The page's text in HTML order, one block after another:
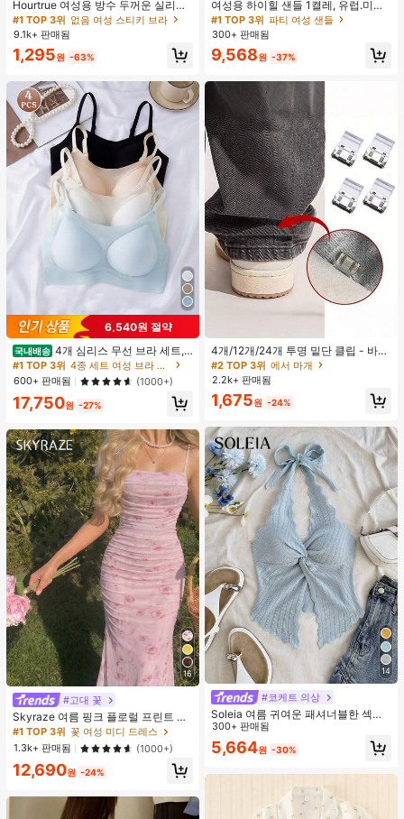
Hourtrue 여성용 방수 두꺼운 실리콘
가슴 페탈, 작은 가슴 리프트업 & 푸시
인용, 웨딩 촬영 및 들러리용
#1 TOP 3위 없음 여성 스티키 브라
9.1k+ 판매됨
1,295원 -63%
6,540원 절약
국내배송 4개 심리스 무선 브라 세트,
작은 가슴 보정, 초박형 통기성 아이스
실크 섹시 편안한 백리스 란제리 브라,
조절 가능
#1 TOP 3위
4종 세트 여성 브라 & 브랄렛
600+ 판매됨
(1000+)
17,750원 -27%
16
#고대 꽃
Skyraze 여름 핑크 플로럴 프린트 주
름 메쉬 캐미 롱 드레스, 여름 드레스,
봄 옷
#1 TOP 3위 꽃 여성 미디 드레스
1.3k+ 판매됨
(1000+)
12,690원 -24%
여성용 하이힐 샌들 1켤레, 유럽.미국
플러스 사이즈 어머니날 선물, 패셔너
블하고 편안한 PU 미끄럼 방지 솔리
드 컬러 청키 힐 주름 텍스처 라운드
토 오픈토 슬립온 하이힐, 힐 높이 5c
일리.파티.볼.휴가.홈.캠퍼스.모임.오
피스용, 2026 봄/여름 신상 (약간 크게
#1 TOP 3위 파티 여성 샌들
300+ 판매됨
9,568원 -37%
4개/12개/24개 투명 밑단 클립 - 바지
밑단 끌림 방지를 위한 심리스 무봉제
조절기, 의류 수선 및 깔끔한 바지 길
이 맞춤을 위한 숨겨진 밑단 조절 클립
(랜덤 색상)
#2 TOP 3위 에서 마개
2.2k+ 판매됨
1,675원 -24%
14
#코케트 의상
Soleia 여름 귀여운 패셔너블한 섹시
한 홀터 타이 트위스트 오픈 백 탑
300+ 판매됨
5,664원 -30%